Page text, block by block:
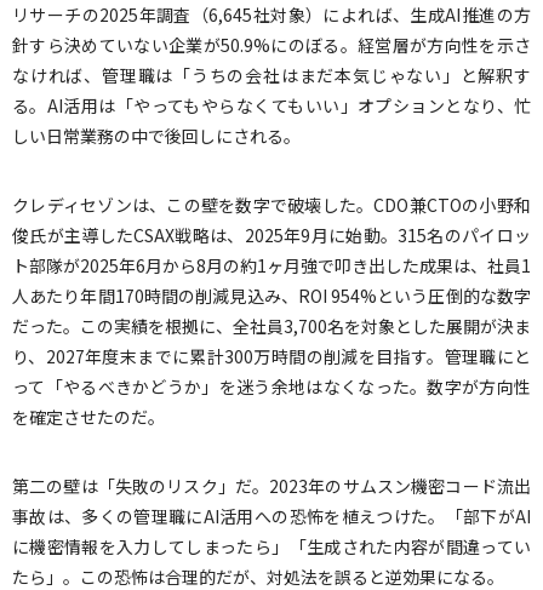
リサーチの2025年調査（6,645社対象）によれば、生成AI推進の方
針すら決めていない企業が50.9%にのぼる。経営層が方向性を示さ
なければ、管理職は「うちの会社はまだ本気じゃない」と解釈す
る。AI活用は「やってもやらなくてもいい」オプションとなり、忙
しい日常業務の中で後回しにされる。
クレディセゾンは、この壁を数字で破壊した。CDO兼CTOの小野和
俊氏が主導したCSAX戦略は、2025年9月に始動。315名のパイロッ
ト部隊が2025年6月から8月の約1ヶ月強で叩き出した成果は、社員1
人あたり年間170時間の削減見込み、ROI 954%という圧倒的な数字
だった。この実績を根拠に、全社員3,700名を対象とした展開が決ま
り、2027年度末までに累計300万時間の削減を目指す。管理職にと
って「やるべきかどうか」を迷う余地はなくなった。数字が方向性
を確定させたのだ。
第二の壁は「失敗のリスク」だ。2023年のサムスン機密コード流出
事故は、多くの管理職にAI活用への恐怖を植えつけた。「部下がAI
に機密情報を入力してしまったら」「生成された内容が間違ってい
たら」。この恐怖は合理的だが、対処法を誤ると逆効果になる。